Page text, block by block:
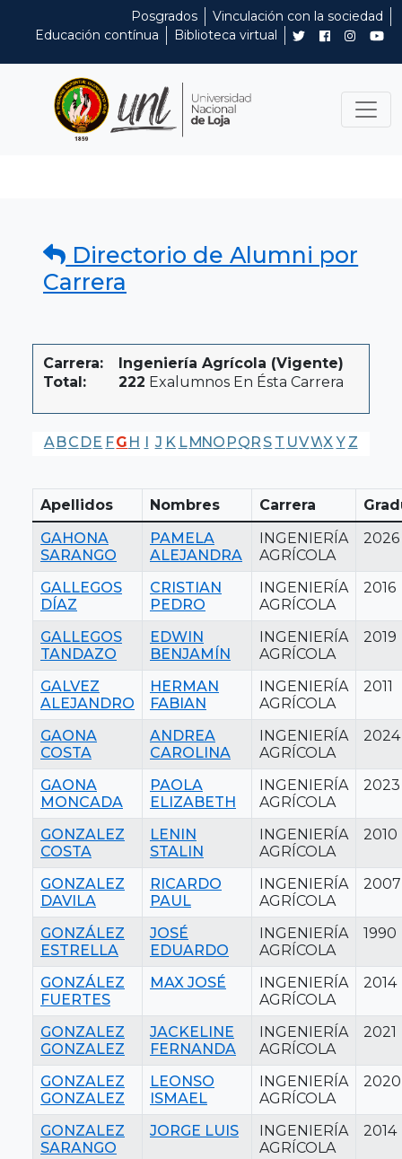
Posgrados
Vinculación con la sociedad
Educación contínua
Biblioteca virtual
Directorio de Alumni por
Carrera
Carrera:
Ingeniería Agrícola (Vigente)
Total:
222 Exalumnos En Ésta Carrera
A BC DE FG H I J K LMNO PQR S T UVWX Y Z
Apellidos Nombres Carrera
GAHONA
SARANGO
PAMELA
ALEJANDRA
INGENIERÍA
AGRÍCOLA
2026
GALLEGOS
DÍAZ
CRISTIAN
PEDRO
INGENIERÍA
AGRÍCOLA
2016
GALLEGOS
TANDAZO
EDWIN
BENJAMÍN
INGENIERÍA
AGRÍCOLA
2019
GALVEZ
ALEJANDRO
HERMAN
FABIAN
INGENIERÍA
AGRÍCOLA
2011
GAONA
COSTA
ANDREA
CAROLINA
INGENIERÍA
AGRÍCOLA
2024
GAONA
MONCADA
PAOLA
ELIZABETH
INGENIERÍA
AGRÍCOLA
2023
GONZALEZ
COSTA
LENIN
STALIN
INGENIERÍA
AGRÍCOLA
2010
GONZALEZ
DAVILA
RICARDO
PAUL
INGENIERÍA
AGRÍCOLA
2007
GONZÁLEZ
ESTRELLA
JOSÉ
EDUARDO
INGENIERÍA
AGRÍCOLA
1990
GONZÁLEZ
FUERTES
MAX JOSÉ
INGENIERÍA
AGRÍCOLA
2014
GONZALEZ
GONZALEZ
JACKELINE
FERNANDA
INGENIERÍA
AGRÍCOLA
2021
GONZALEZ
GONZALEZ
LEONSO
ISMAEL
INGENIERÍA
AGRÍCOLA
2020
GONZALEZ
SARANGO
JORGE LUIS
INGENIERÍA
AGRÍCOLA
2014